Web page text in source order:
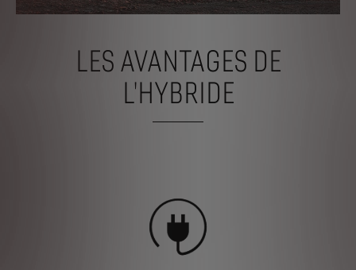
LES AVANTAGES DE
L'HYBRIDE